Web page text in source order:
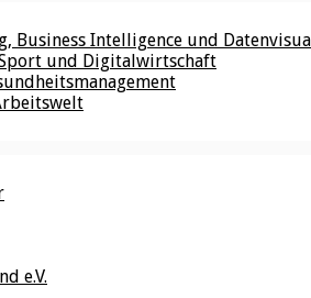
Business Intelligence und
und Digitalwirtschaft
e.V.